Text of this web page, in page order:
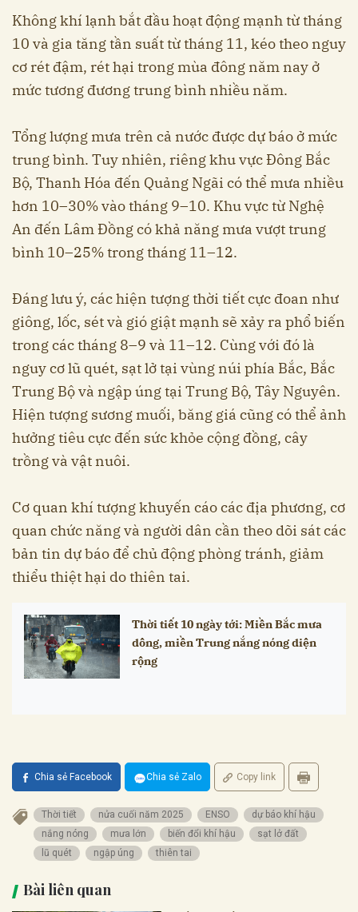
Không khí lạnh bắt đầu hoạt động mạnh từ tháng
10 và gia tăng tần suất từ tháng 11, kéo theo nguy
cơ rét đậm, rét hại trong mùa đông năm nay ở
mức tương đương trung bình nhiều năm.
Tổng lượng mưa trên cả nước được dự báo ở mức
trung bình. Tuy nhiên, riêng khu vực Đông Bắc
Bộ, Thanh Hóa đến Quảng Ngãi có thể mưa nhiều
hơn 10–30% vào tháng 9–10. Khu vực từ Nghệ
An đến Lâm Đồng có khả năng mưa vượt trung
bình 10–25% trong tháng 11–12.
Đáng lưu ý, các hiện tượng thời tiết cực đoan như
giông, lốc, sét và gió giật mạnh sẽ xảy ra phổ biến
trong các tháng 8–9 và 11–12. Cùng với đó là
nguy cơ lũ quét, sạt lở tại vùng núi phía Bắc, Bắc
Trung Bộ và ngập úng tại Trung Bộ, Tây Nguyên.
Hiện tượng sương muối, băng giá cũng có thể ảnh
hưởng tiêu cực đến sức khỏe cộng đồng, cây
trồng và vật nuôi.
Cơ quan khí tượng khuyến cáo các địa phương, cơ
quan chức năng và người dân cần theo dõi sát các
bản tin dự báo để chủ động phòng tránh, giảm
thiểu thiệt hại do thiên tai.
Thời tiết 10 ngày tới: Miền Bắc mưa
dông, miền Trung nắng nóng diện
rộng
Chia sẻ Facebook Chia sẻ Zalo Copy link
Thời tiết nửa cuối năm 2025 ENSO
dự báo khí hậu
nắng nóng
mưa lớn biến đổi khí hậu
sạt lở đất
lũ quét
ngập úng thiên tai
Bài liên quan